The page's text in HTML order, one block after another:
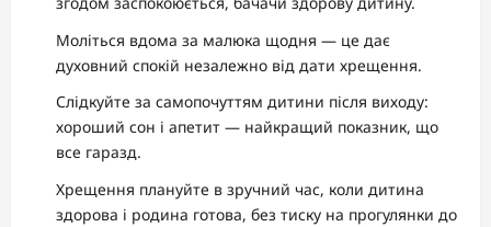
Моліться вдома за малюка щодня — це дає
духовний спокій незалежно від дати хрещення.
Слідкуйте за самопочуттям дитини після виходу:
хороший сон і апетит — найкращий показник, що
все гаразд.
Хрещення плануйте в зручний час, коли дитина
здорова і родина готова, без тиску на прогулянки до